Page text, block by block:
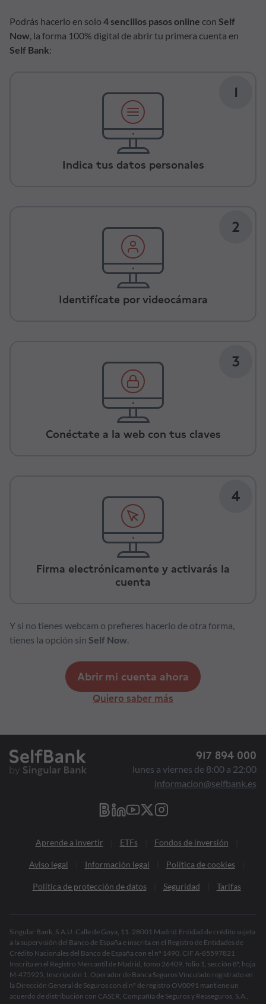
Podrás hacerlo en solo 4 sencillos pasos online con Self
Now , la forma 100% digital de abrir tu primera cuenta en
Self Bank:
1
Indica tus datos personales
2
Identifícate por videocámara
3
Conéctate a la web con tus claves
4
Firma electrónicamente y activarás la
cuenta
Y si no tienes webcam o prefieres hacerlo de otra forma,
tienes la opción sin Self Now
Abrir mi cuenta ahora
Quiero saber más
917 894 000
lunes a viernes de 8:00 a 22:00
informacion@selfbank.es
Aprende a invertir ETFs Fondos de inversión
Aviso legal Información legal Política de cookies
Política de protección de datos Seguridad Tarifas
Singular Bank, S.A.U. Calle de Goya, 11. 28001 Madrid.Entidad de crédito sujeta
a la supervisión del Banco de España e inscrita en el Registro de Entidades de
Crédito Nacionales del Banco de España con el nº 1490. CIF A-85597821
Inscrita en el Registro Mercantil de Madrid, tomo 26409, folio 1, sección 8ª, hoja
M-475925, Inscripción 1. Operador de Banca Seguros Vinculado registrado en
la Dirección General de Seguros con el nº de registro OV0091 mantiene un
acuerdo de distribución con CASER, Compañía de Seguros y Reaseguros, S.A.,